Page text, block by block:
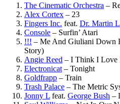
The Cinematic Orchestra –
Alex Cortex – 23
Fingers Inc. feat. Dr. Martin
Console – Surfin’ Atari
!!! – Me And Giuliani Down
Story)
Angie Reed – I Think I Love
Electronicat – Tonight
Goldfrapp – Train
Trash Palace – The Metric
Jonny L feat. George Bush –